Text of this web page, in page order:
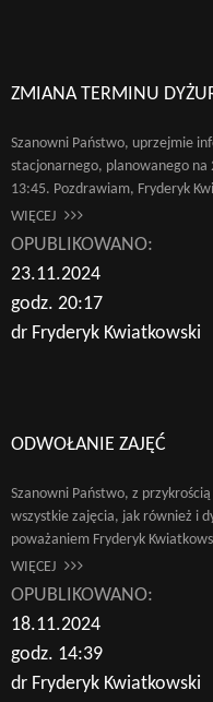
ZMIANA TERMINU
Szanowni Państwo, uprzejmie
stacjonarnego, planowanego na
13:45. Pozdrawiam, Fryderyk
WIĘCEJ
OPUBLIKOWANO:
23.11.2024
godz. 20:17
dr Fryderyk Kwiatkowski
ODWOŁANIE ZAJĘĆ
Szanowni Państwo, z
wszystkie zajęcia, jak również i
poważaniem Fryderyk
WIĘCEJ
OPUBLIKOWANO:
18.11.2024
godz. 14:39
dr Fryderyk Kwiatkowski